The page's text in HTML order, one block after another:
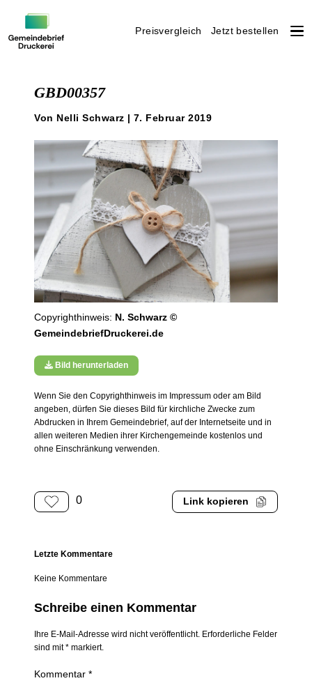
Preisvergleich Jetzt bestellen
GBD00357
Von Nelli Schwarz | 7. Februar 2019
Copyrighthinweis: N. Schwarz ©
GemeindebriefDruckerei.de
Bild herunterladen
Wenn Sie den Copyrighthinweis im Impressum oder am Bild
angeben, dürfen Sie dieses Bild für kirchliche Zwecke zum
Abdrucken in Ihrem Gemeindebrief, auf der Internetseite und in
allen weiteren Medien ihrer Kirchengemeinde kostenlos und
ohne Einschränkung verwenden.
0 Link kopieren
Letzte Kommentare
Keine Kommentare
Schreibe einen Kommentar
Ihre E-Mail-Adresse wird nicht veröffentlicht. Erforderliche Felder
sind mit * markiert.
Kommentar *